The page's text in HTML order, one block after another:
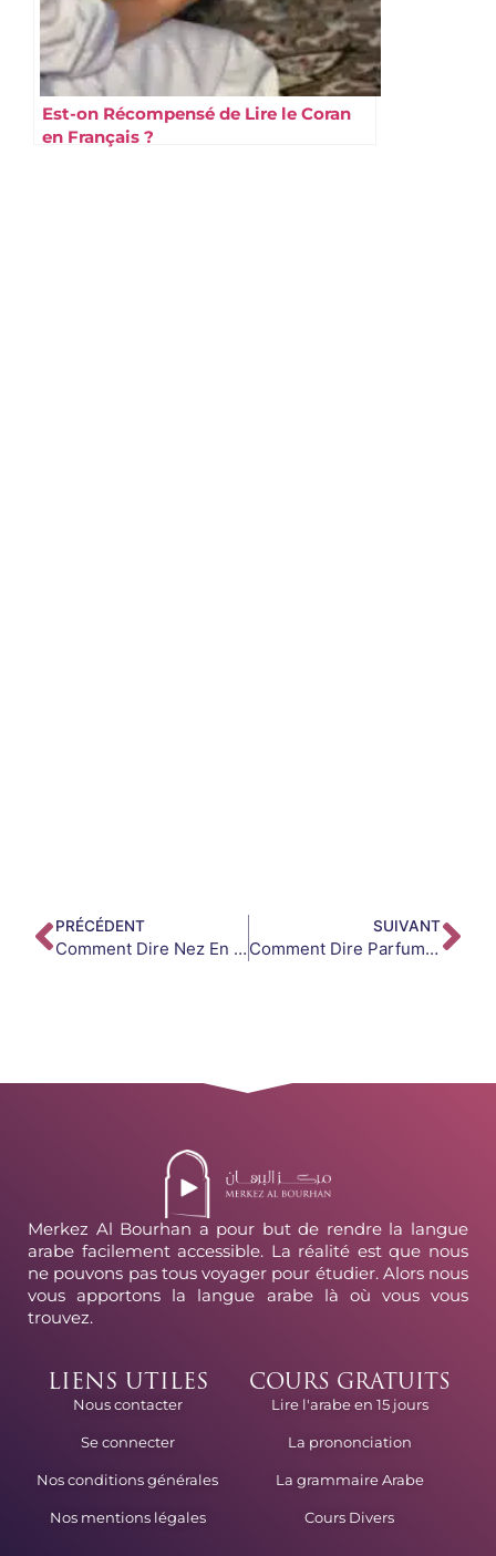
Est-on Récompensé de Lire le Coran
en Français ?
PRÉCÉDENT
Comment Dire Nez En Arabe ?
SUIVANT
Comment Dire Parfum En Arabe ?
Merkez Al Bourhan a pour but de rendre la langue
arabe facilement accessible. La réalité est que nous
ne pouvons pas tous voyager pour étudier. Alors nous
vous apportons la langue arabe là où vous vous
trouvez.
LIENS UTILES
Nous contacter
Se connecter
Nos conditions générales
Nos mentions légales
COURS GRATUITS
Lire l'arabe en 15 jours
La prononciation
La grammaire Arabe
Cours Divers